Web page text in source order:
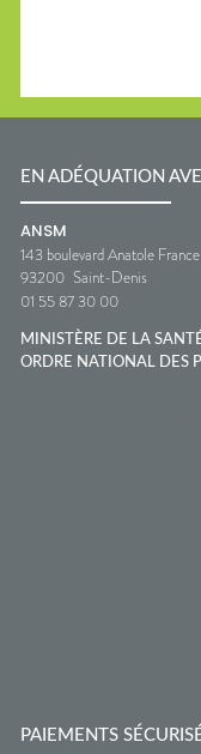
EN ADÉQUATION
ANSM
143 boulevard Anatole France
93200 Saint-Denis
01 55 87 30 00
MINISTÈRE DE LA
ORDRE NATIONAL DES
PAIEMENTS